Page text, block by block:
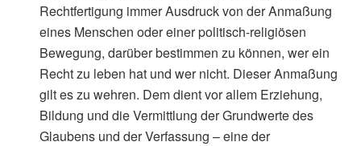
Rechtfertigung immer Ausdruck von der Anmaßung
eines Menschen oder einer politisch-religiösen
Bewegung, darüber bestimmen zu können, wer ein
Recht zu leben hat und wer nicht. Dieser Anmaßung
gilt es zu wehren. Dem dient vor allem Erziehung,
Bildung und die Vermittlung der Grundwerte des
Glaubens und der Verfassung – eine der